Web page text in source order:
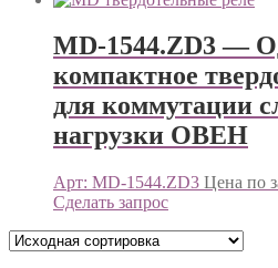
MD-1544.ZD3 —
компактное
для коммутации
нагрузки ОВЕН
Арт: MD-1544.ZD3 Цена по
Сделать запрос